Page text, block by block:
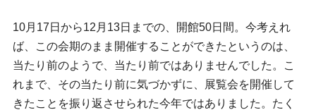
10月17日から12月13日までの、開館50日間。今考えれ
ば、この会期のまま開催することができたというのは、
当たり前のようで、当たり前ではありませんでした。こ
れまで、その当たり前に気づかずに、展覧会を開催して
きたことを振り返させられた今年ではありました。たく